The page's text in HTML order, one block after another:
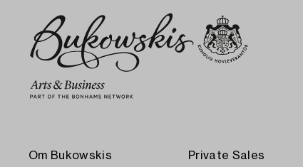
Om Bukowskis Private Sales